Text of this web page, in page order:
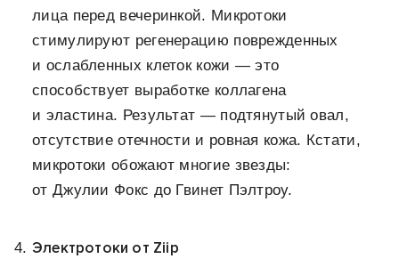
лица перед вечеринкой. Микротоки
стимулируют регенерацию поврежденных
и ослабленных клеток кожи — это
способствует выработке коллагена
и эластина. Результат — подтянутый овал,
отсутствие отечности и ровная кожа. Кстати,
микротоки обожают многие звезды:
от Джулии Фокс до Гвинет Пэлтроу.
Электротоки от Ziip